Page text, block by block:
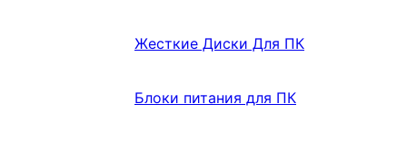
Жесткие Диски Для ПК
Блоки питания для ПК